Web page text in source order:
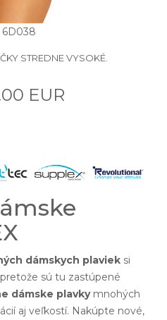
6D038
STREDNE VYSOKÉ.
EUR
dámskych plaviek si
sú tu zastúpené
dámske plavkymnohých
aj veľkostí. Nakúpte nové,